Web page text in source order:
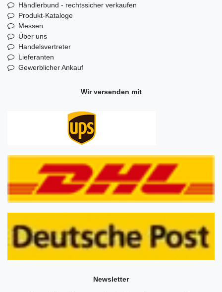
Händlerbund - rechtssicher verkaufen
Produkt-Kataloge
Messen
Über uns
Handelsvertreter
Lieferanten
Gewerblicher Ankauf
Wir versenden mit
Newsletter